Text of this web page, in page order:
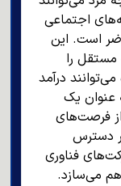
اجتماعی
است. این
مستقل را
درآمد
عنوان یک
فرصت‌های
دسترس
فناوری
می‌سازد.